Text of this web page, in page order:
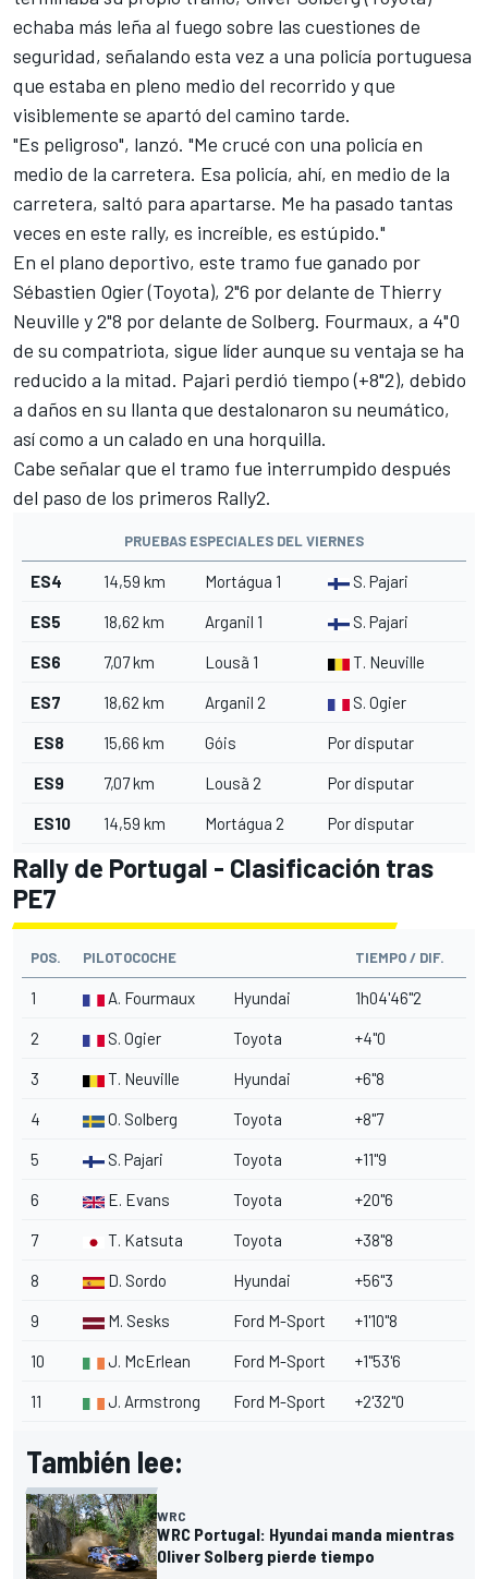
echaba más leña al fuego sobre las cuestiones de
seguridad, señalando esta vez a una policía portuguesa
que estaba en pleno medio del recorrido y que
visiblemente se apartó del camino tarde.
"Es peligroso", lanzó. "Me crucé con una policía en
medio de la carretera. Esa policía, ahí, en medio de la
carretera, saltó para apartarse. Me ha pasado tantas
veces en este rally, es increíble, es estúpido."
En el plano deportivo, este tramo fue ganado por
Sébastien Ogier(Toyota), 2"6 por delante de Thierry
Neuville y 2"8 por delante de Solberg. Fourmaux, a 4"0
de su compatriota, sigue líder aunque su ventaja se ha
reducido a la mitad. Pajari perdió tiempo (+8"2), debido
a daños en su llanta que destalonaron su neumático,
así como a un calado en una horquilla.
Cabe señalar que el tramo fue interrumpido después
del paso de los primeros Rally2.
PRUEBAS ESPECIALES DEL VIERNES
ES4 14,59 km Mortágua 1 S. Pajari
ES5 18,62 km Arganil 1 S. Pajari
ES6 7,07 km Lousã 1 T. Neuville
ES7 18,62 km Arganil 2 S. Ogier
ES8 15,66 km Góis Por disputar
ES9 7,07 km Lousã 2 Por disputar
ES10 14,59 km Mortágua 2 Por disputar
Rally de Portugal - Clasificación tras
PE7
POS. PILOTOCOCHE TIEMPO / DIF.
1 A. Fourmaux Hyundai 1h04'46"2
2 S. Ogier Toyota +4"0
3 T. Neuville Hyundai +6"8
4 O. Solberg Toyota +8"7
5 S. Pajari Toyota +11"9
6 E. Evans Toyota +20"6
7 T. Katsuta Toyota +38"8
8 D. Sordo Hyundai +56"3
9 M. Sesks Ford M-Sport +1'10"8
10 J. McErlean Ford M-Sport +1"53'6
11 J. Armstrong Ford M-Sport +2'32"0
También lee:
WRC
WRC Portugal: Hyundai manda mientras
Oliver Solberg pierde tiempo